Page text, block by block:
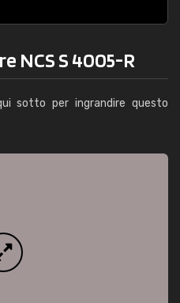
NCS S 4005-R
sotto per ingrandire questo